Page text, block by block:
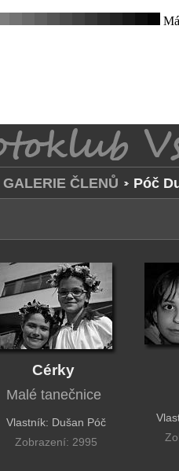
GALERIE ČLENŮ Póč
FOTO Q
Cérky
Malé tanečnice
Vlastník: Dušan Póč
Zobrazení: 2995